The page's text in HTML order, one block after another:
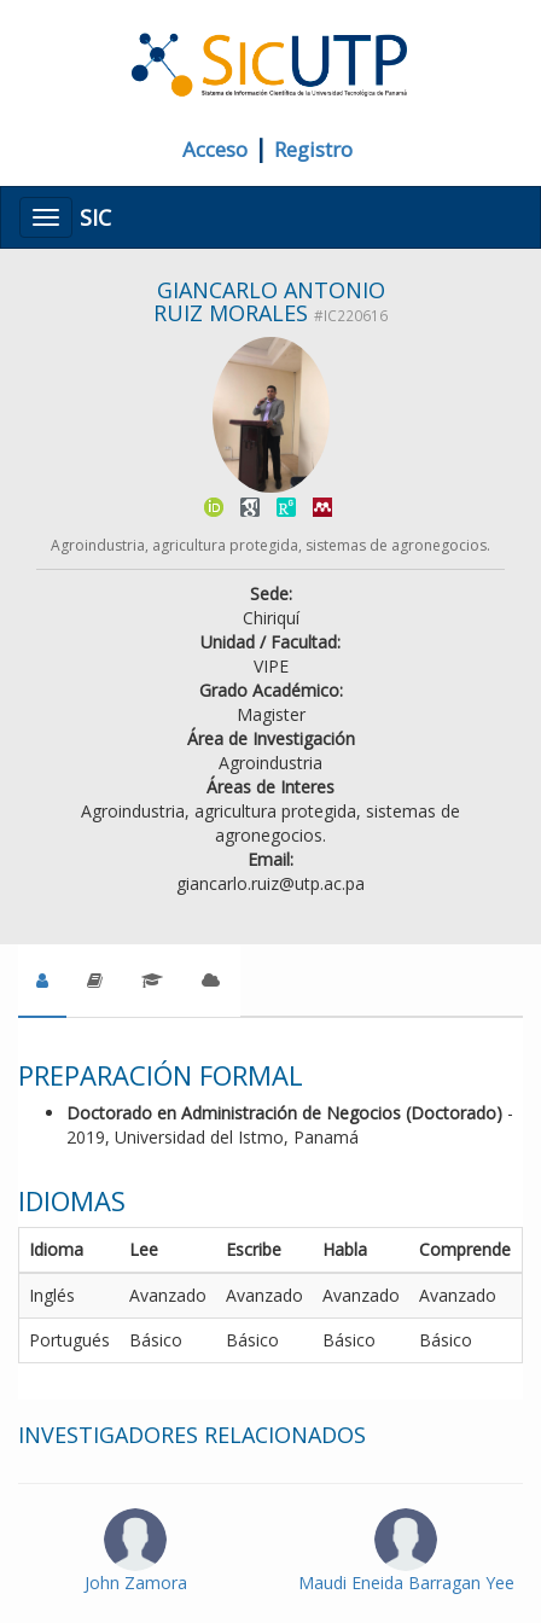
Acceso | Registro
MenúSIC
GIANCARLO ANTONIO
RUIZ MORALES #IC220616
Agroindustria, agricultura protegida, sistemas de agronegocios.
Sede:
Chiriquí
Unidad / Facultad:
VIPE
Grado Académico:
Magister
Área de Investigación
Agroindustria
Áreas de Interes
Agroindustria, agricultura protegida, sistemas de
agronegocios.
Email:
giancarlo.ruiz@utp.ac.pa
PREPARACIÓN FORMAL
Doctorado en Administración de Negocios (Doctorado) -
2019, Universidad del Istmo, Panamá
IDIOMAS
Idioma Lee Escribe Habla
Comprende
Inglés
Avanzado Avanzado Avanzado
Avanzado
Portugués
Básico Básico Básico Básico
INVESTIGADORES RELACIONADOS
John Zamora Maudi Eneida Barragan Yee